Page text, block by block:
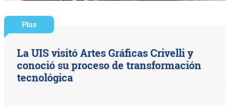
Plus
La UIS visitó Artes Gráficas Crivelli y
conoció su proceso de transformación
tecnológica